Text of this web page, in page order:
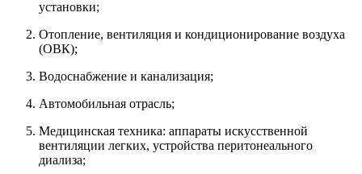
установки;
Отопление, вентиляция и кондиционирование воздуха
(ОВК);
Водоснабжение и канализация;
Автомобильная отрасль;
Медицинская техника: аппараты искусственной
вентиляции легких, устройства перитонеального
диализа;